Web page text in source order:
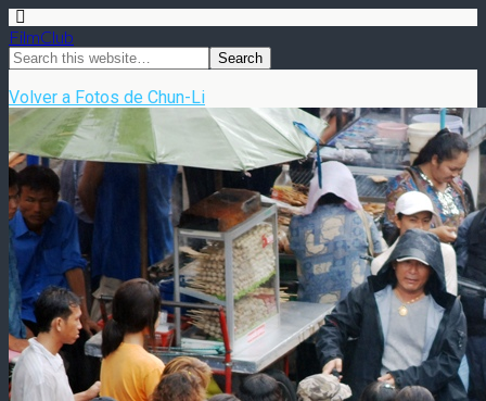
FilmClub
Volver a Fotos de Chun-Li